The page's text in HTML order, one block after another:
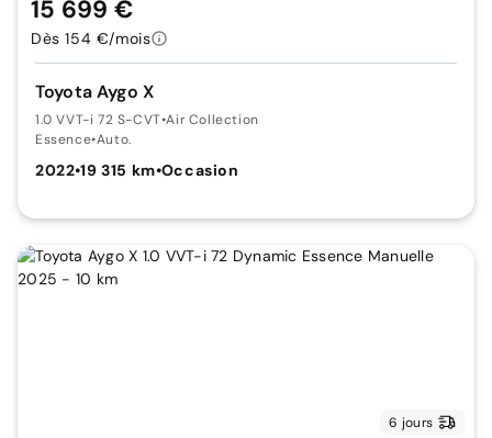
Toyota Aygo X
1.0 VVT-i 72 S-CVT•Air Collection
Essence•Auto.
2022•19 315 km•Occasion
15 699 €
Dès 154 €/mois
6 jours